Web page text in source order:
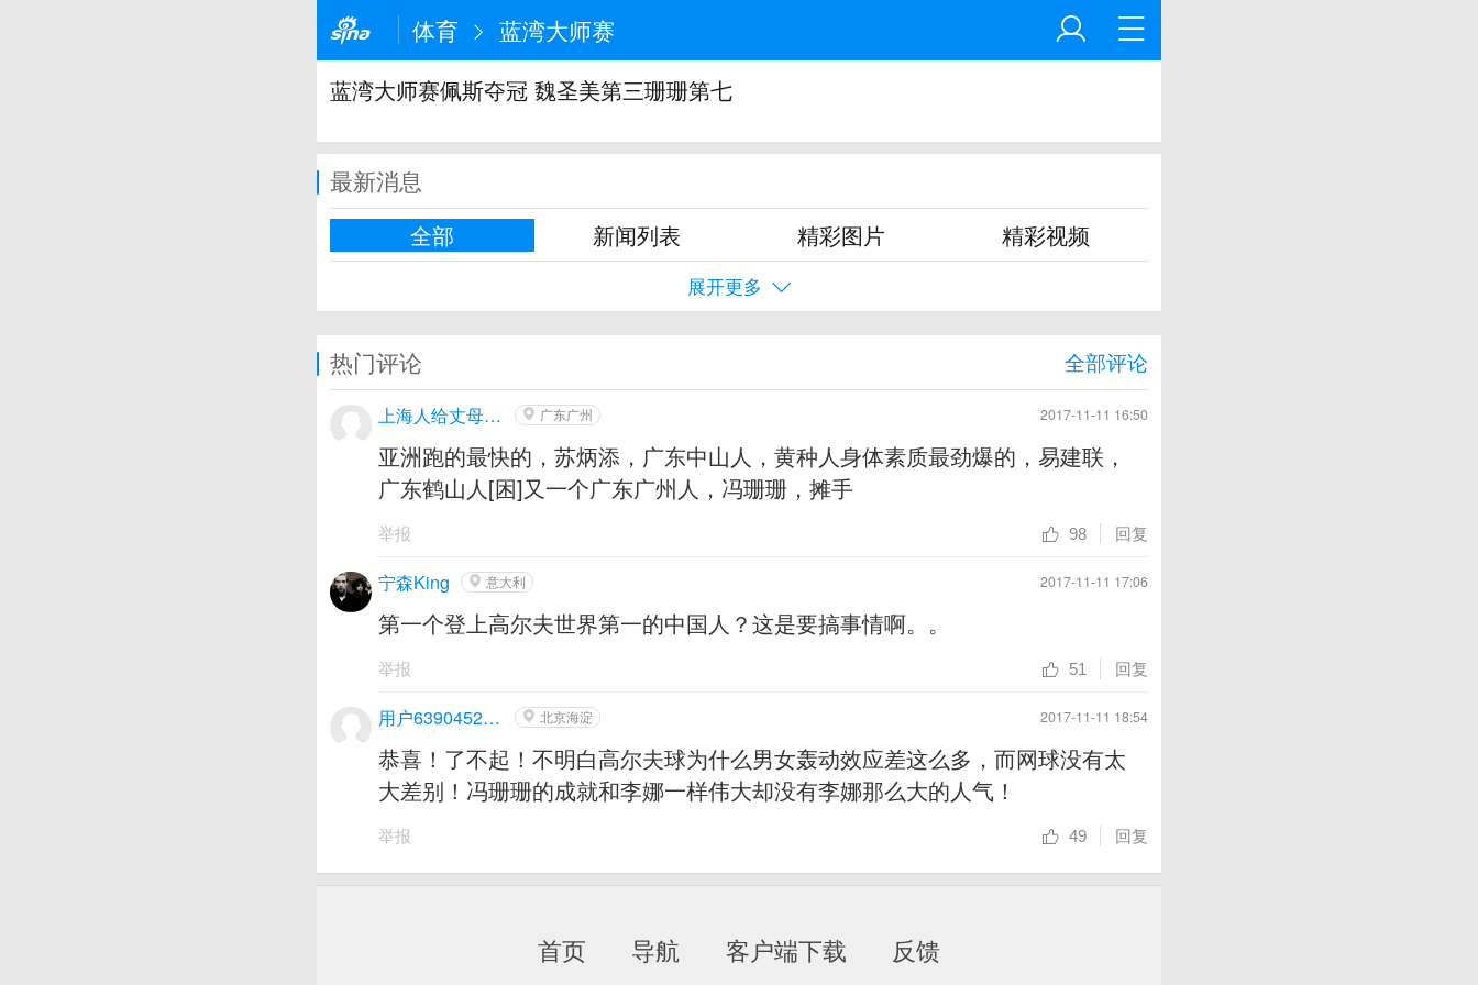
体育 蓝湾大师赛
蓝湾大师赛佩斯夺冠 魏圣美第三珊珊第七
最新消息
全部 新闻列表 精彩图片 精彩视频
展开更多
热门评论 全部评论
上海人给丈母娘洗内裤去了 广东广州 2017-11-11 16:50
亚洲跑的最快的，苏炳添，广东中山人，黄种人身体素质最劲爆的，易建联，
广东鹤山人[困]又一个广东广州人，冯珊珊，摊手
举报 98 回复
宁森King 意大利 2017-11-11 17:06
第一个登上高尔夫世界第一的中国人？这是要搞事情啊。。
举报 51 回复
用户6390452005 北京海淀 2017-11-11 18:54
恭喜！了不起！不明白高尔夫球为什么男女轰动效应差这么多，而网球没有太
大差别！冯珊珊的成就和李娜一样伟大却没有李娜那么大的人气！
举报 49 回复
首页 导航 客户端下载 反馈